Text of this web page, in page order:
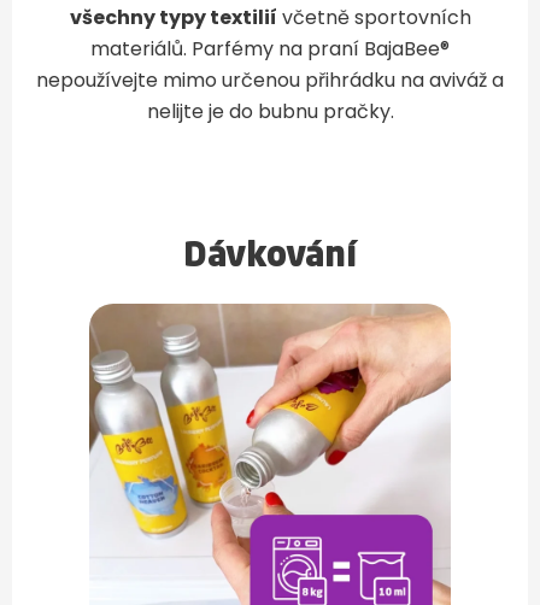
všechny typy textilií včetně sportovních
materiálů. Parfémy na praní BajaBee®
nepoužívejte mimo určenou přihrádku na aviváž a
nelijte je do bubnu pračky.
Dávkování